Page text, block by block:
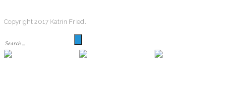
Copyright 2017 Katrin Friedl